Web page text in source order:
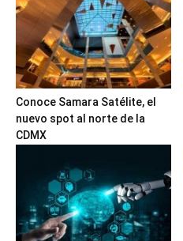
Conoce Samara Satélite, el
nuevo spot al norte de la
CDMX